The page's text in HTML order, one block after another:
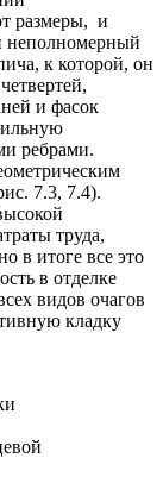
размеры, и
неполномерный
к которой, он
и фасок
ребрами.
7.3, 7.4).
труда,
в итоге все это
в отделке
видов очагов
кладку